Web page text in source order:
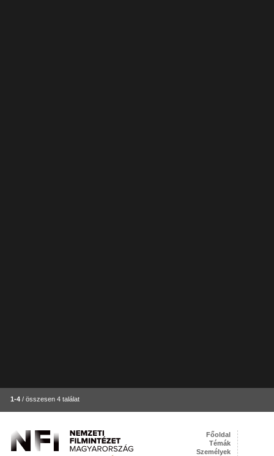
1-4 / összesen 4 találat
Főoldal
Témák
Személyek